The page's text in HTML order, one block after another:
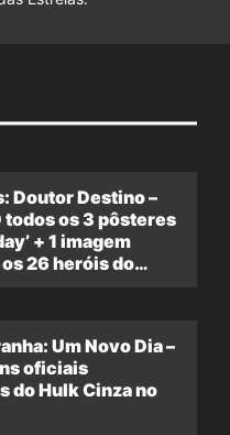
Doutor Destino –
todos os 3 pôsteres
+ 1 imagem
26 heróis do
Um Novo Dia –
oficiais
do Hulk Cinza no